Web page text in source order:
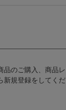
品のご購入、商品
新規登録をしてく